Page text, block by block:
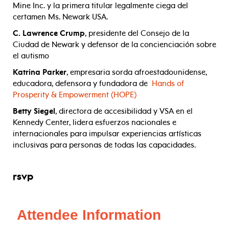
Mine Inc. y la primera titular legalmente ciega del
certamen Ms. Newark USA.
C. Lawrence Crump, presidente del Consejo de la
Ciudad de Newark y defensor de la concienciación sobre
el autismo
Katrina Parker, empresaria sorda afroestadounidense,
educadora, defensora y fundadora de Hands of
Prosperity & Empowerment (HOPE)
Betty Siegel , directora de accesibilidad y VSA en el
Kennedy Center, lidera esfuerzos nacionales e
internacionales para impulsar experiencias artísticas
inclusivas para personas de todas las capacidades.
rsvp